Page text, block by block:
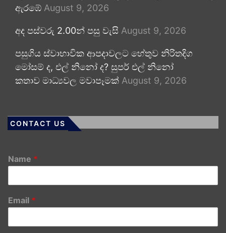
ඇරඹේ August 9, 2026
අද පස්වරු 2.00න් පසු වැසි August 9, 2026
පසුගිය ස්වාභාවික ආපදාවලට හේතුව නිරිතදිග
මෝසම් ද, එල් නිනෝ ද? සුපර් එල් නිනෝ
කතාව මාධ්‍යවල මවාපෑමක් August 9, 2026
CONTACT US
Name *
Email *